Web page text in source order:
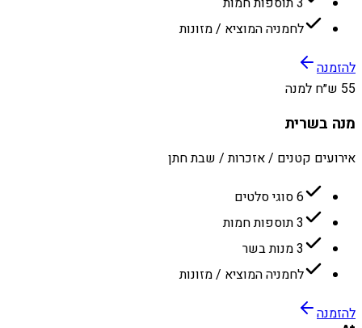
לחמניה המוציא / מזונות
להזמנה
55 ש״ח למנה
מנה בשרית
אירועים קטנים / אזכרות / שבת חתן
6 סוגי סלטים
3 תוספות חמות
3 מנות בשר
לחמניה המוציא / מזונות
להזמנה